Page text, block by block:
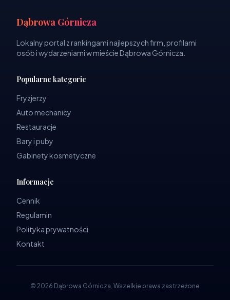
Dąbrowa Górnicza
Lokalny portal z rankingami najlepszych firm, profilami
osób i wydarzeniami w mieście Dąbrowa Górnicza.
Popularne kategorie
Fryzjerzy
Auto mechanicy
Restauracje
Bary i puby
Gabinety kosmetyczne
Informacje
Cennik
Regulamin
Polityka prywatności
Kontakt
© 2026 Dąbrowa Górnicza. Wszelkie prawa zastrzeżone